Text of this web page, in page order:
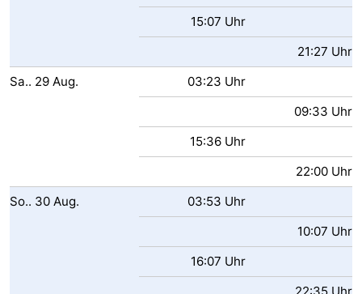
15:07 Uhr
21:27 Uhr
Sa.. 29 Aug.
03:23 Uhr
09:33 Uhr
15:36 Uhr
22:00 Uhr
So.. 30 Aug.
03:53 Uhr
10:07 Uhr
16:07 Uhr